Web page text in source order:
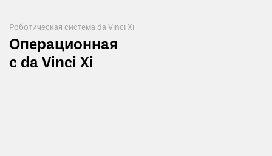
Роботическая система da Vinci Xi
Операционная
с da Vinci Xi